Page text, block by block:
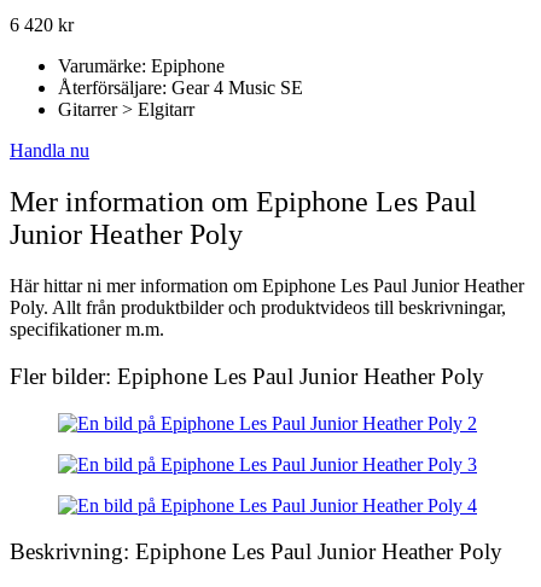
6 420 kr
Varumärke: Epiphone
Återförsäljare: Gear 4 Music SE
Gitarrer > Elgitarr
Handla nu
Mer information om Epiphone Les Paul
Junior Heather Poly
Här hittar ni mer information om Epiphone Les Paul Junior Heather
Poly. Allt från produktbilder och produktvideos till beskrivningar,
specifikationer m.m.
Fler bilder: Epiphone Les Paul Junior Heather Poly
Beskrivning: Epiphone Les Paul Junior Heather Poly